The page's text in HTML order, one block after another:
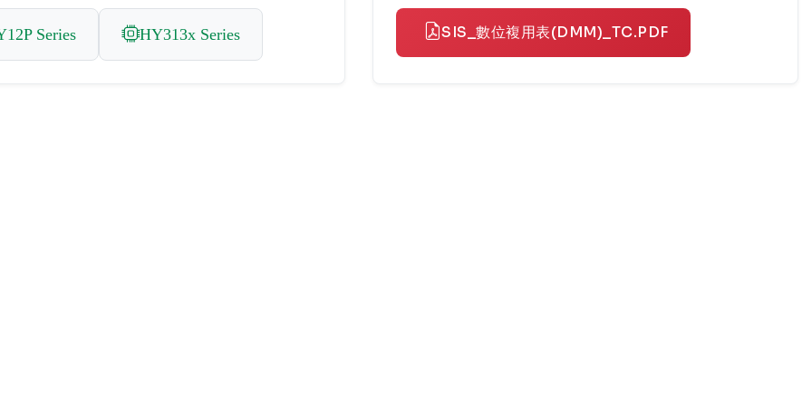
Series HY313x Series SIS_數位複用表(DMM)_TC.PDF